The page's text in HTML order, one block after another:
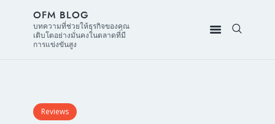
OFM BLOG
บทความที่ช่วยให้ธุรกิจของคุณ
เติบโตอย่างมั่นคงในตลาดที่มี
การแข่งขันสูง
Reviews